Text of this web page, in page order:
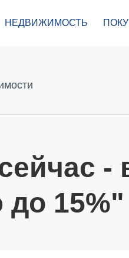
НЕДВИЖИМОСТЬ
-
до 15%"